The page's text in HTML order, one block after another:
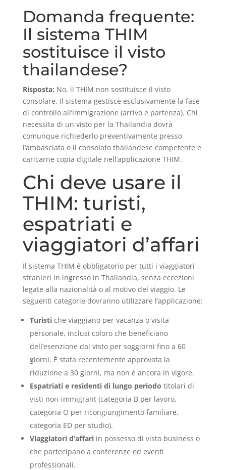
Domanda frequente:
Il sistema THIM
sostituisce il visto
thailandese?
Risposta: No, il THIM non sostituisce il visto
consolare. Il sistema gestisce esclusivamente la fase
di controllo all’immigrazione (arrivo e partenza). Chi
necessita di un visto per la Thailandia dovrà
comunque richiederlo preventivamente presso
l’ambasciata o il consolato thailandese competente e
caricarne copia digitale nell’applicazione THIM.
Chi deve usare il
THIM: turisti,
espatriati e
viaggiatori d’affari
Il sistema THIM è obbligatorio per tutti i viaggiatori
stranieri in ingresso in Thailandia, senza eccezioni
legate alla nazionalità o al motivo del viaggio. Le
seguenti categorie dovranno utilizzare l’applicazione:
Turistiche viaggiano per vacanza o visita
personale, inclusi coloro che beneficiano
dell’esenzione dal visto per soggiorni fino a 60
giorni. È stata recentemente approvata la
riduzione a 30 giorni, ma non è ancora in vigore.
Espatriati e residenti di lungo periodo titolari di
visti non-immigrant (categoria B per lavoro,
categoria O per ricongiungimento familiare,
categoria ED per studio).
Viaggiatori d’affariin possesso di visto business o
che partecipano a conferenze ed eventi
professionali.